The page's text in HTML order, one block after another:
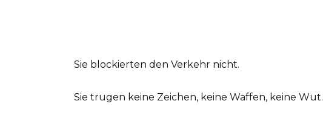
Sie blockierten den Verkehr nicht.
Sie trugen keine Zeichen, keine Waffen, keine Wut.